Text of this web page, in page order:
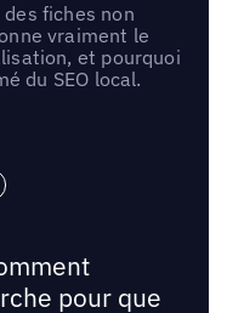
fiches non
vraiment le
et pourquoi
du SEO local.
pour que